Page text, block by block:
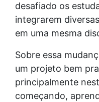
desafiado os
integrarem
em uma mesma
Sobre essa
um projeto bem
principalmente
começando,